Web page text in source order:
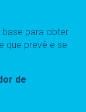
base para obter
que prevê e se
de